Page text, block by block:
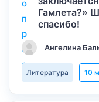
Гамлета?»
спасибо!
Ангелина
Литература 10